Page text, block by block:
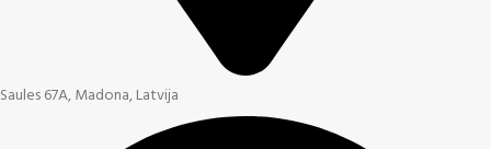
Saules 67A, Madona, Latvija